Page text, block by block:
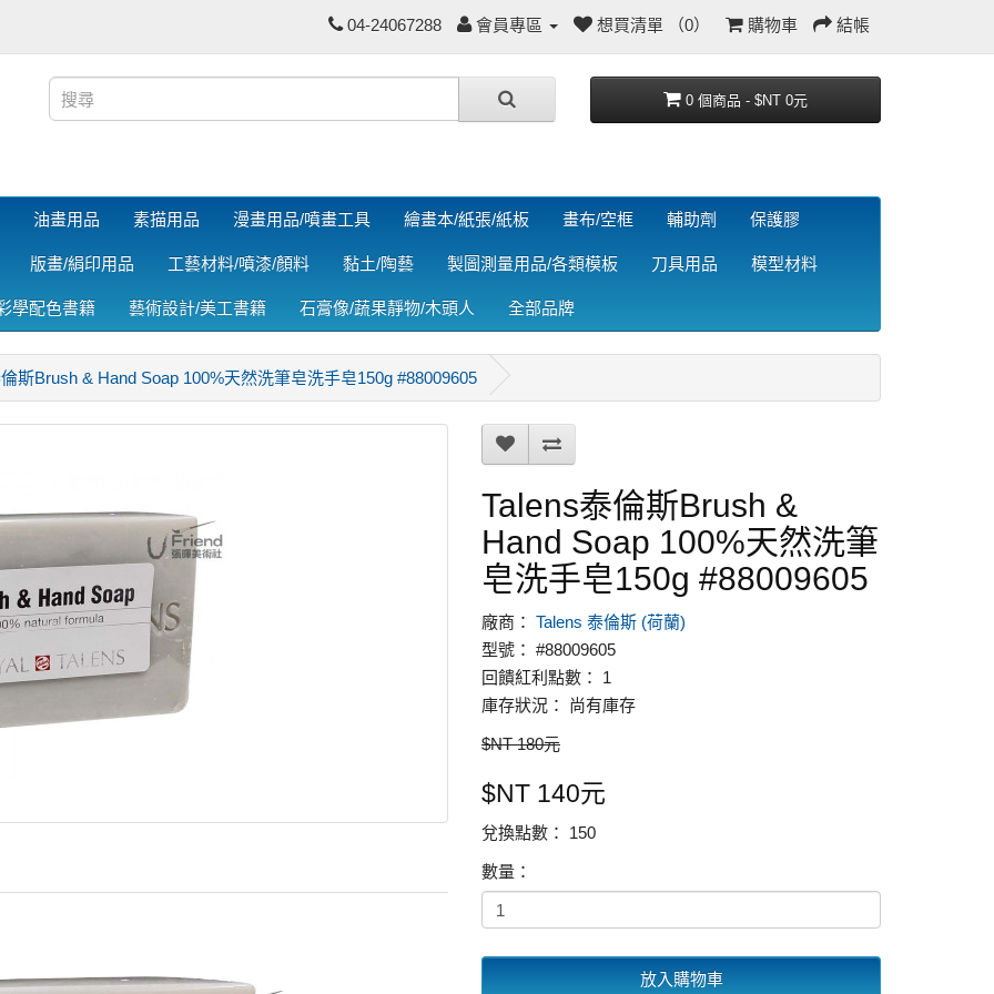
04-24067288 會員專區 想買清單 （0） 購物車 結帳
0 個商品 - $NT 0元
油畫用品 素描用品 漫畫用品/噴畫工具 繪畫本/紙張/紙板 畫布/空框 輔助劑 保護膠
版畫/絹印用品 工藝材料/噴漆/顏料 黏土/陶藝 製圖測量用品/各類模板 刀具用品 模型材料
學配色書籍 藝術設計/美工書籍 石膏像/蔬果靜物/木頭人 全部品牌
斯Brush & Hand Soap 100%天然洗筆皂洗手皂150g #88009605
Talens泰倫斯Brush &
Hand Soap 100%天然洗筆
皂洗手皂150g #88009605
廠商： Talens 泰倫斯 (荷蘭)
型號： #88009605
回饋紅利點數： 1
庫存狀況： 尚有庫存
$NT 180元
$NT 140元
兌換點數： 150
數量：
放入購物車